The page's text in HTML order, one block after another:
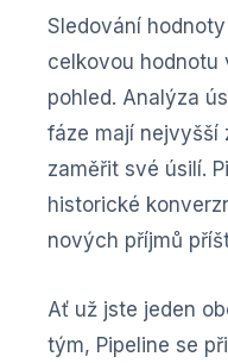
Sledování
celkovou hodnotu
pohled. Analýza
fáze mají nejvyšší
zaměřit své úsilí.
historické
nových příjmů
Ať už jste jeden
tým, Pipeline se